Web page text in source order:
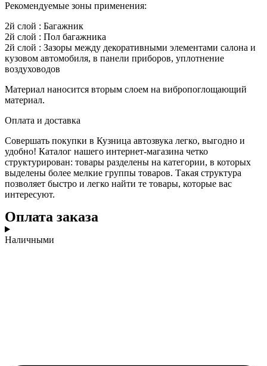
Рекомендуемые зоны применения:
2й слой : Багажник
2й слой : Пол багажника
2й слой : Зазоры между декоративными элементами салона и
кузовом автомобиля, в панели приборов, уплотнение
воздуховодов
Материал наносится вторым слоем на вибропоглощающий
материал.
Оплата и доставка
Совершать покупки в Кузница автозвука легко, выгодно и
удобно! Каталог нашего интернет-магазина четко
структурирован: товары разделены на категории, в которых
выделены более мелкие группы товаров. Такая структура
позволяет быстро и легко найти те товары, которые вас
интересуют.
Оплата заказа
Наличными